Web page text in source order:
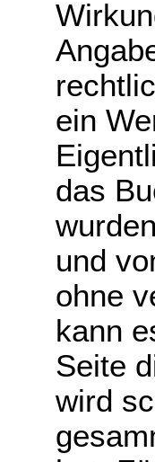
ein
das
und
ohne
kann
Seite
wird